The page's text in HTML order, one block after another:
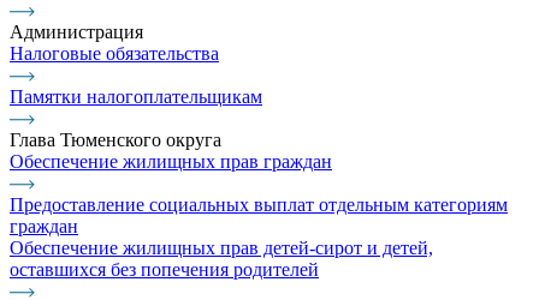
Администрация
Налоговые обязательства
Памятки налогоплательщикам
Глава Тюменского округа
Обеспечение жилищных прав граждан
Предоставление социальных выплат отдельным категориям
граждан
Обеспечение жилищных прав детей-сирот и детей,
оставшихся без попечения родителей